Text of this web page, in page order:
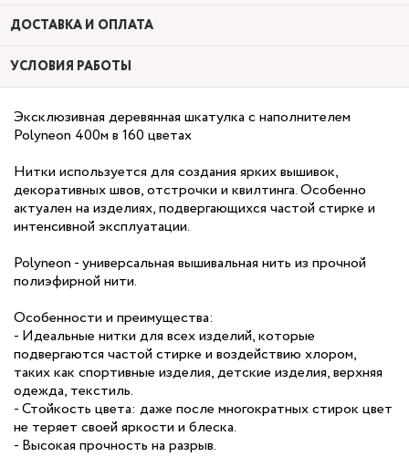
ДОСТАВКА И ОПЛАТА
УСЛОВИЯ РАБОТЫ
Эксклюзивная деревянная шкатулка с наполнителем
Polyneon 400м в 160 цветах
Нитки используется для создания ярких вышивок,
декоративных швов, отстрочки и квилтинга. Особенно
актуален на изделиях, подвергающихся частой стирке и
интенсивной эксплуатации.
Polyneon - универсальная вышивальная нить из прочной
полиэфирной нити.
Особенности и преимущества:
- Идеальные нитки для всех изделий, которые
подвергаются частой стирке и воздействию хлором,
таких как спортивные изделия, детские изделия, верхняя
одежда, текстиль.
- Стойкость цвета: даже после многократных стирок цвет
не теряет своей яркости и блеска.
- Высокая прочность на разрыв.